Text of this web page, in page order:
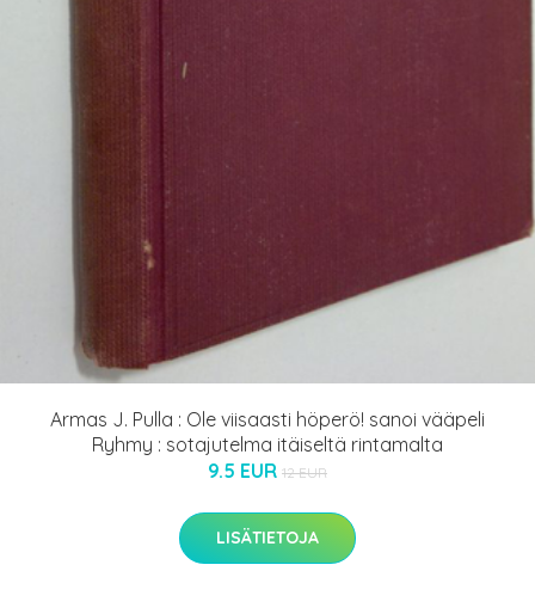
Armas J. Pulla : Ole viisaasti höperö! sanoi vääpeli
Ryhmy : sotajutelma itäiseltä rintamalta
9.5 EUR 12 EUR
LISÄTIETOJA